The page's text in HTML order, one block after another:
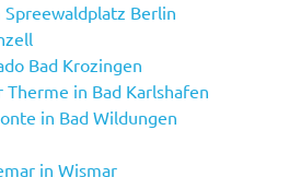
Spreewaldplatz Berlin
Bad Krozingen
Therme in Bad Karlshafen
in Bad Wildungen
in Wismar